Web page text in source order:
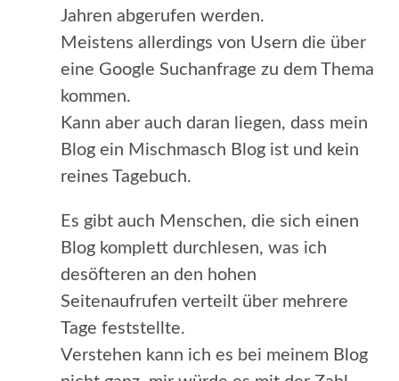
Jahren abgerufen werden.
Meistens allerdings von Usern die über
eine Google Suchanfrage zu dem Thema
kommen.
Kann aber auch daran liegen, dass mein
Blog ein Mischmasch Blog ist und kein
reines Tagebuch.
Es gibt auch Menschen, die sich einen
Blog komplett durchlesen, was ich
desöfteren an den hohen
Seitenaufrufen verteilt über mehrere
Tage feststellte.
Verstehen kann ich es bei meinem Blog